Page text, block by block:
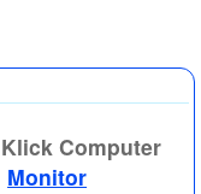
Computer
Monitor